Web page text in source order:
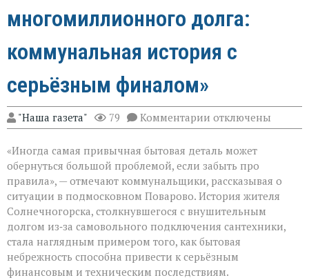
многомиллионного долга:
коммунальная история с
серьёзным финалом»
"Наша газета" 79 Комментарии к
записи
как
повод
долга:
коммунальная
история
с
серьёзным
финалом»
отключены
«Иногда самая привычная бытовая деталь может
обернуться большой проблемой, если забыть про
правила», — отмечают коммунальщики, рассказывая о
ситуации в подмосковном Поварово. История жителя
Солнечногорска, столкнувшегося с внушительным
долгом из‑за самовольного подключения сантехники,
стала наглядным примером того, как бытовая
небрежность способна привести к серьёзным
финансовым и техническим последствиям.